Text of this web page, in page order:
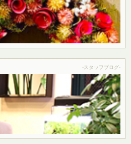
-スタッフブログ-